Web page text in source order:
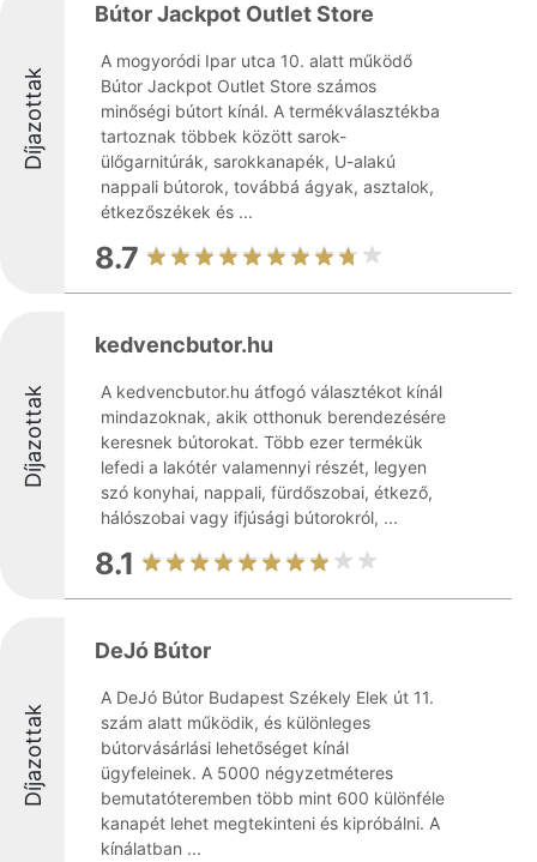
Díjazottak
Bútor Jackpot Outlet Store
A mogyoródi Ipar utca 10. alatt működő
Bútor Jackpot Outlet Store számos
minőségi bútort kínál. A termékválasztékba
tartoznak többek között sarok-
ülőgarnitúrák, sarokkanapék, U-alakú
nappali bútorok, továbbá ágyak, asztalok,
étkezőszékek és ...
8.7
Díjazottak
kedvencbutor.hu
A kedvencbutor.hu átfogó választékot kínál
mindazoknak, akik otthonuk berendezésére
keresnek bútorokat. Több ezer termékük
lefedi a lakótér valamennyi részét, legyen
szó konyhai, nappali, fürdőszobai, étkező,
hálószobai vagy ifjúsági bútorokról, ...
8.1
Díjazottak
DeJó Bútor
A DeJó Bútor Budapest Székely Elek út 11.
szám alatt működik, és különleges
bútorvásárlási lehetőséget kínál
ügyfeleinek. A 5000 négyzetméteres
bemutatóteremben több mint 600 különféle
kanapét lehet megtekinteni és kipróbálni. A
kínálatban ...